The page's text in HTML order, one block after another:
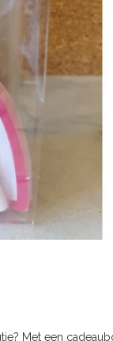
Met een